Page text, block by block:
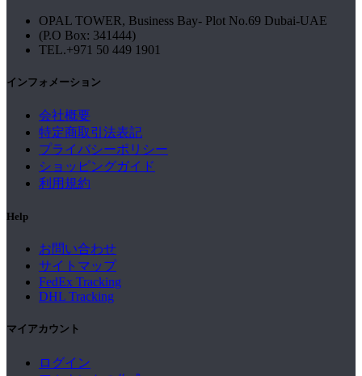
OPAL TOWER, Business Bay- Plot No.69 Dubai-UAE
(P.O Box: 341444)
TEL.+971 50 449 1901
インフォメーション
会社概要
特定商取引法表記
プライバシーポリシー
ショッピングガイド
利用規約
Help
お問い合わせ
サイトマップ
FedEx Tracking
DHL Tracking
マイアカウント
ログイン